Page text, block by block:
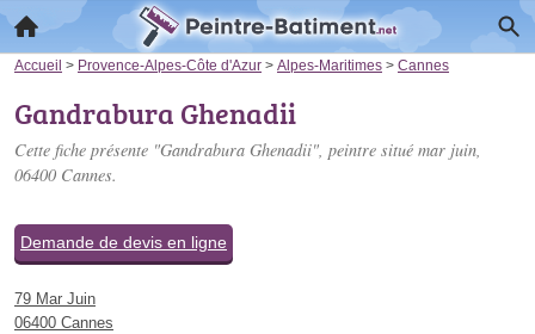
Accueil > Provence-Alpes-Côte d'Azur > Alpes-Maritimes > Cannes
Gandrabura Ghenadii
Cette fiche présente "Gandrabura Ghenadii", peintre situé mar juin,
06400 Cannes.
Demande de devis en ligne
79 Mar Juin
06400 Cannes